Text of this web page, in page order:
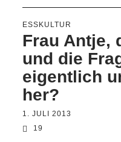
ESSKULTUR
Frau Antje,
und die
eigentlich
her?
1. JULI 2013
19